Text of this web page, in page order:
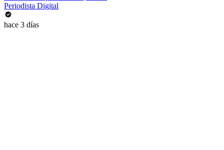
Periodista Digital
hace 3 días